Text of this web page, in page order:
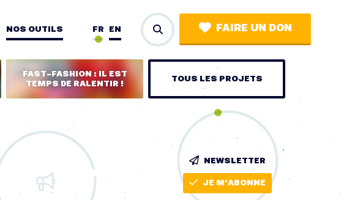
NOS OUTILS EN
FR FAIRE UN DON
FAST-FASHION : IL EST
TEMPS DE RALENTIR !
TOUS LES PROJETS
NEWSLETTER
JE M'ABONNE